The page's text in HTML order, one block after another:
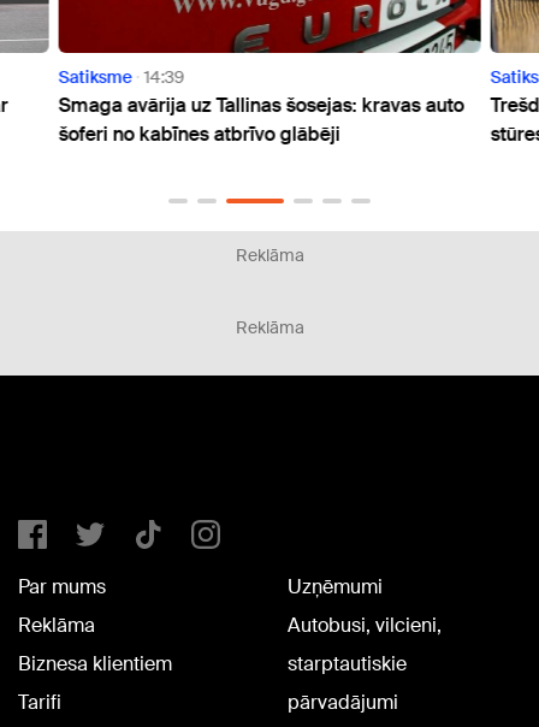
Satiksme 14:39
Smaga avārija uz Tallinas šosejas: kravas auto
šoferi no kabīnes atbrīvo glābēji
Reklāma
Reklāma
Par mums
Reklāma
Biznesa klientiem
Tarifi
Uzņēmumi
Autobusi, vilcieni,
starptautiskie
pārvadājumi